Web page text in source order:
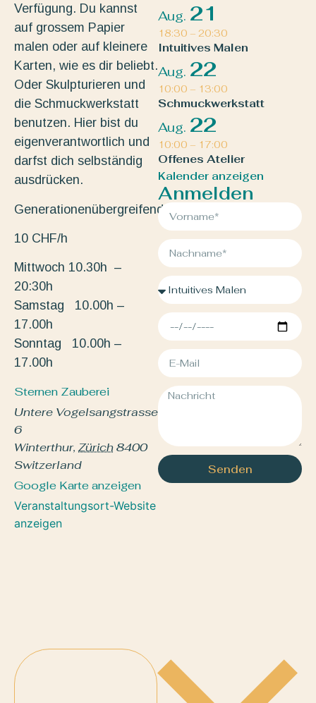
Verfügung. Du kannst
auf grossem Papier
malen oder auf kleinere
Karten, wie es dir beliebt.
Oder Skulpturieren und
die Schmuckwerkstatt
benutzen. Hier bist du
eigenverantwortlich und
darfst dich selbständig
ausdrücken.
Generationenübergreifend.
10 CHF/h
Mittwoch 10.30h –
20:30h
Samstag 10.00h –
17.00h
Sonntag 10.00h –
17.00h
Sternen Zauberei
Untere Vogelsangstrasse
6
Winterthur, Zürich8400
Switzerland
Google Karte anzeigen
Veranstaltungsort-Website
anzeigen
Aug. 21
18:30 – 20:30
Intuitives Malen
Aug. 22
10:00 – 13:00
Schmuckwerkstatt
Aug. 22
10:00 – 17:00
Offenes Atelier
Kalender anzeigen
Anmelden
Senden